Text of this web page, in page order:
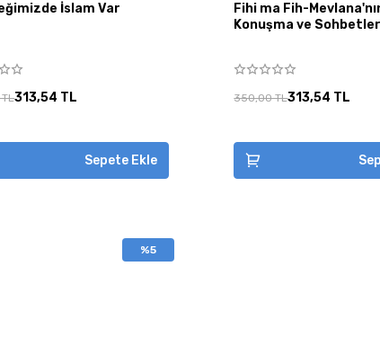
İslam Var
313,54 TL
Sepete Ekle
Fihi ma Fih-
Konuşma ve
350,00 TL313,54 TL
%5